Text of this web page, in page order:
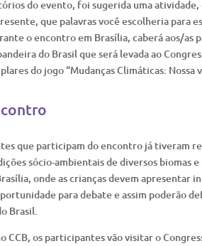
do evento, foi sugerida uma
que palavras você escolheria para
o encontro em Brasília, caberá aos/
do Brasil que será levada ao
do jogo “Mudanças Climáticas: Nossa
que participam do encontro já tiveram
sócio-ambientais de diversos biomas
onde as crianças devem apresentar
para debate e assim poderão
Brasil.
CCB, os participantes vão visitar o